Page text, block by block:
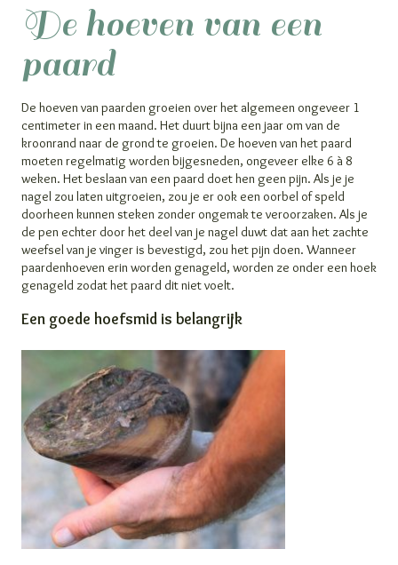
De hoeven van een
paard
De hoeven van paarden groeien over het algemeen ongeveer 1
centimeter in een maand. Het duurt bijna een jaar om van de
kroonrand naar de grond te groeien. De hoeven van het paard
moeten regelmatig worden bijgesneden, ongeveer elke 6 à 8
weken. Het beslaan van een paard doet hen geen pijn. Als je je
nagel zou laten uitgroeien, zou je er ook een oorbel of speld
doorheen kunnen steken zonder ongemak te veroorzaken. Als je
de pen echter door het deel van je nagel duwt dat aan het zachte
weefsel van je vinger is bevestigd, zou het pijn doen. Wanneer
paardenhoeven erin worden genageld, worden ze onder een hoek
genageld zodat het paard dit niet voelt.
Een goede hoefsmid is belangrijk